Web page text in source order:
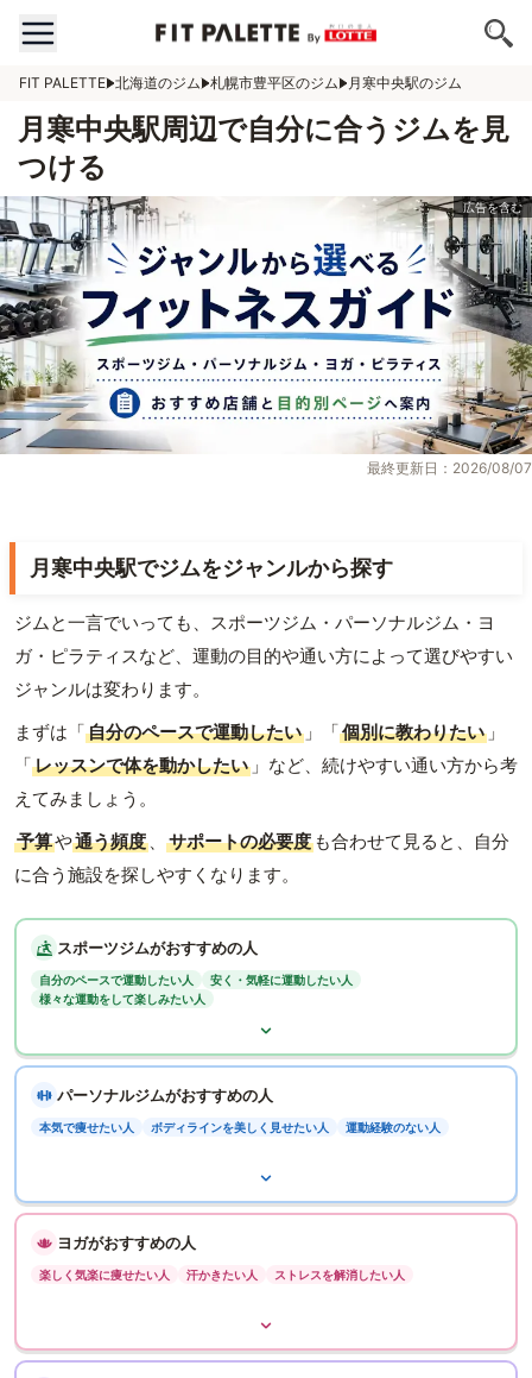
FIT PALETTE 北海道のジム 札幌市豊平区のジム 月寒中央駅のジム
月寒中央駅周辺で自分に合うジムを見
つける
最終更新日：2026/08/07
月寒中央駅でジムをジャンルから探す
ジムと一言でいっても、スポーツジム・パーソナルジム・ヨ
ガ・ピラティスなど、運動の目的や通い方によって選びやすい
ジャンルは変わります。
まずは「自分のペースで運動したい 」「個別に教わりたい 」
「レッスンで体を動かしたい 」など、続けやすい通い方から考
えてみましょう。
予算や通う頻度 、 サポートの必要度 も合わせて見ると、自分
に合う施設を探しやすくなります。
スポーツジムがおすすめの人
自分のペースで運動したい人
安く・気軽に運動したい人
様々な運動をして楽しみたい人
パーソナルジムがおすすめの人
本気で痩せたい人 ボディラインを美しく見せたい人 運動経験のない人
ヨガがおすすめの人
楽しく気楽に痩せたい人 汗かきたい人 ストレスを解消したい人